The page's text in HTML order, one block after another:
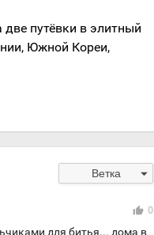
путёвки в элитный
Южной Кореи,
Ветка arrow_drop_down
thumb_up 0
для битья... дома в